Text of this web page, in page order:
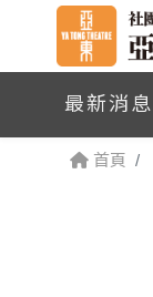
最新消息
首頁